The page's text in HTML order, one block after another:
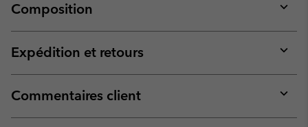
Composition
or
Expédition et retours
or
Commentaires client
or